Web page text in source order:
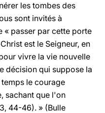
les tombes des
sont invités à
« passer par cette porte
est le Seigneur, en
vivre la vie nouvelle
décision qui suppose la
le courage
sachant que l'on
44-46). » (Bulle